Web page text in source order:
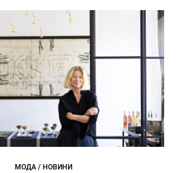
МОДА / НОВИНИ